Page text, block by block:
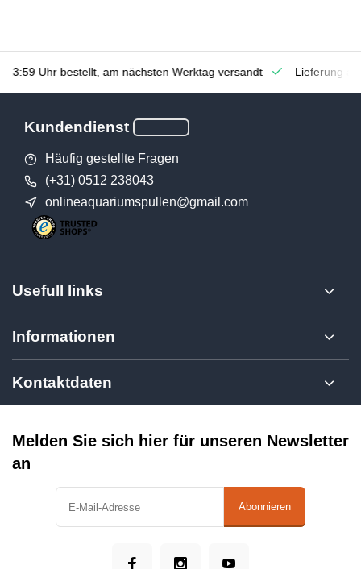
23:59 Uhr bestellt, am nächsten Werktag versandt Lieferung
Kundendienst
Häufig gestellte Fragen
(+31) 0512 238043
onlineaquariumspullen@gmail.com
Usefull links
Informationen
Kontaktdaten
Melden Sie sich hier für unseren Newsletter
an
Abonnieren